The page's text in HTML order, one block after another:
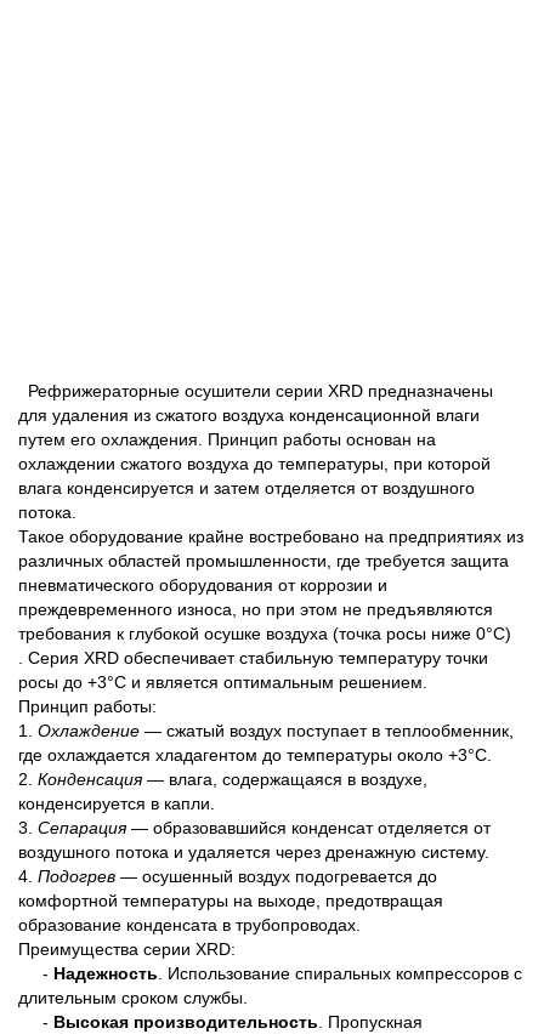
Рефрижераторные осушители серии XRD предназначены
для удаления из сжатого воздуха конденсационной влаги
путем его охлаждения. Принцип работы основан на
охлаждении сжатого воздуха до температуры, при которой
влага конденсируется и затем отделяется от воздушного
потока.
Такое оборудование крайне востребовано на предприятиях из
различных областей промышленности, где требуется защита
пневматического оборудования от коррозии и
преждевременного износа, но при этом не предъявляются
требования к глубокой осушке воздуха (точка росы ниже 0°C)
. Серия XRD обеспечивает стабильную температуру точки
росы до +3°C и является оптимальным решением.
Принцип работы:
1. Охлаждение — сжатый воздух поступает в теплообменник,
где охлаждается хладагентом до температуры около +3°C.
2. Конденсация— влага, содержащаяся в воздухе,
конденсируется в капли.
3. Сепарация— образовавшийся конденсат отделяется от
воздушного потока и удаляется через дренажную систему.
4. Подогрев — осушенный воздух подогревается до
комфортной температуры на выходе, предотвращая
образование конденсата в трубопроводах.
Преимущества серии XRD:
- Надежность . Использование спиральных компрессоров с
длительным сроком службы.
- Высокая производительность . Пропускная